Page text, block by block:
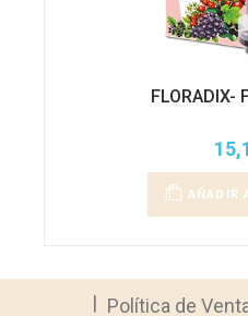
FLORADIX-
AÑADIR
Política de